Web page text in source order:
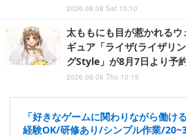
2026.08.08 Sat 15:10
太ももにも目が惹かれる
ギュア「ライザ(ライザリ
グStyle」が8月7日より予
2026.08.06 Thu 10:15
「好きなゲームに関わりながら働け
経験OK/研修あり/シンプル作業/